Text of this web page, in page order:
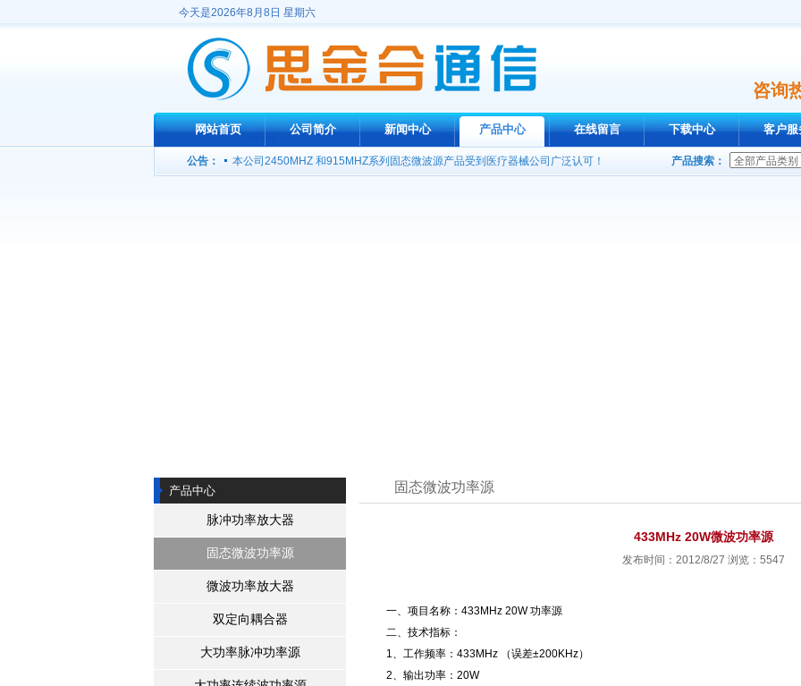
今天是2026年8月8日 星期六
咨询
网站首页 公司简介 新闻中心 产品中心 在线留言 下载中心 客户服
公告：
宽带功率放大器定向开发，欢迎洽谈合作！
本公司2450MHZ 和915MHZ系列固态微波源产品受到医疗器械公司广泛认可！
我公司成功研制出L波段1KW连续波功放
我公司推出高性价比工业用微波功率源
公司网站开通，欢迎光临！
产品搜索：
产品中心
脉冲功率放大器
固态微波功率源
微波功率放大器
双定向耦合器
大功率脉冲功率源
固态微波功率源
433MHz 20W微波功率源
发布时间：2012/8/27 浏览：5547
一、项目名称： 433MHz 20W功率源
二、技术指标：
1、工作频率： 433MHz （误差±200KHz）
2、输出功率： 20W